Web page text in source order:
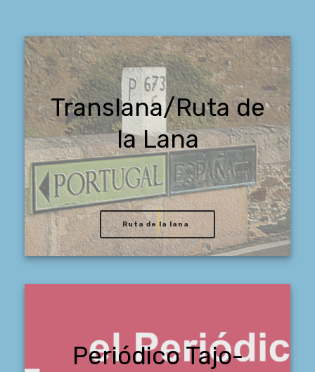
Translana/Ruta de
la Lana
Ruta de la lana
Periódico Tajo-